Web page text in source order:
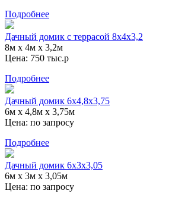
Подробнее
Дачный домик с террасой 8х4х3,2
8м х 4м х 3,2м
Цена: 750 тыс.р
Подробнее
Дачный домик 6x4,8x3,75
6м x 4,8м x 3,75м
Цена: по запросу
Подробнее
Дачный домик 6x3x3,05
6м x 3м x 3,05м
Цена: по запросу